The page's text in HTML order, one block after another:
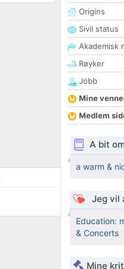
Origins
Sivil status
Akademisk
Røyker
Jobb
Mine
Medlem
A bit
a warm &
Jeg vil
Education:
& Concerts
Mine